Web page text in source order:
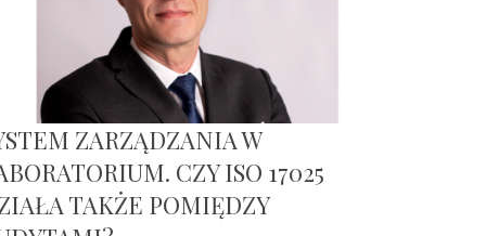
ZARZĄDZANIA W
CZY ISO 17025
TAKŻE POMIĘDZY